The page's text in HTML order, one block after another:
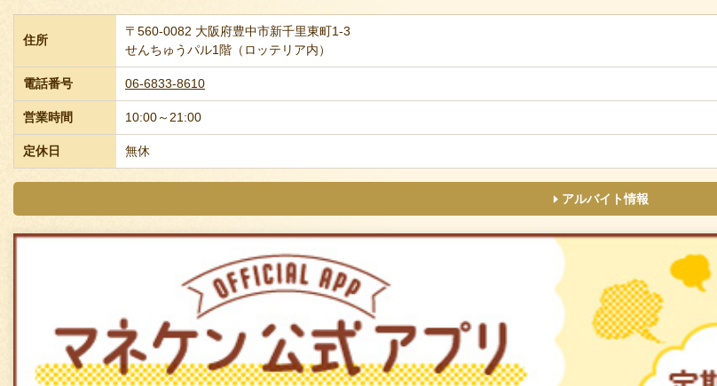
住所
〒560-0082 大阪府豊中市新千里東町1-3
せんちゅうパル1階（ロッテリア内）
電話番号 06-6833-8610
営業時間 10:00～21:00
定休日 無休
アルバイト情報